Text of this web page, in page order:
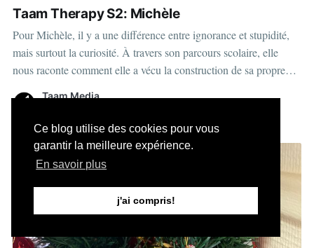
Ce blog utilise des cookies pour vous
garantir la meilleure expérience.
En savoir plus
j'ai compris!
Taam Therapy S2: Michèle
Pour Michèle, il y a une différence entre ignorance et stupidité,
mais surtout la curiosité. À travers son parcours scolaire, elle
nous raconte comment elle a vécu la construction de sa propre
Taam Media